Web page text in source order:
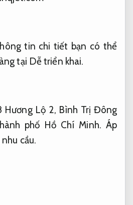
tin chi tiết bạn có thể
tại Dễ triển khai.
Lộ 2, Bình Trị Đông
phố Hồ Chí Minh. Áp
cầu.